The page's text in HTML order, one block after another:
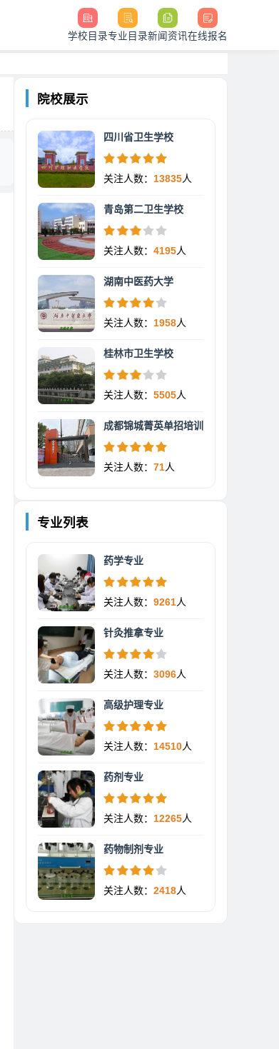
学校目录专业目录新闻资讯在线报名
院校展示
四川省卫生学校
关注人数： 13835人
青岛第二卫生学校
关注人数： 4195人
湖南中医药大学
关注人数： 1958人
桂林市卫生学校
关注人数： 5505人
成都锦城菁英单招培训
关注人数： 71人
专业列表
药学专业
关注人数： 9261人
针灸推拿专业
关注人数： 3096人
高级护理专业
关注人数： 14510人
药剂专业
关注人数： 12265人
药物制剂专业
关注人数： 2418人